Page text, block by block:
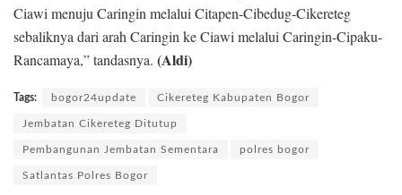
Ciawi menuju Caringin melalui Citapen-Cibedug-Cikereteg
sebaliknya dari arah Caringin ke Ciawi melalui Caringin-Cipaku-
Rancamaya,” tandasnya. (Aldi)
Tags: bogor24update Cikereteg Kabupaten Bogor
Jembatan Cikereteg Ditutup
Pembangunan Jembatan Sementara polres bogor
Satlantas Polres Bogor